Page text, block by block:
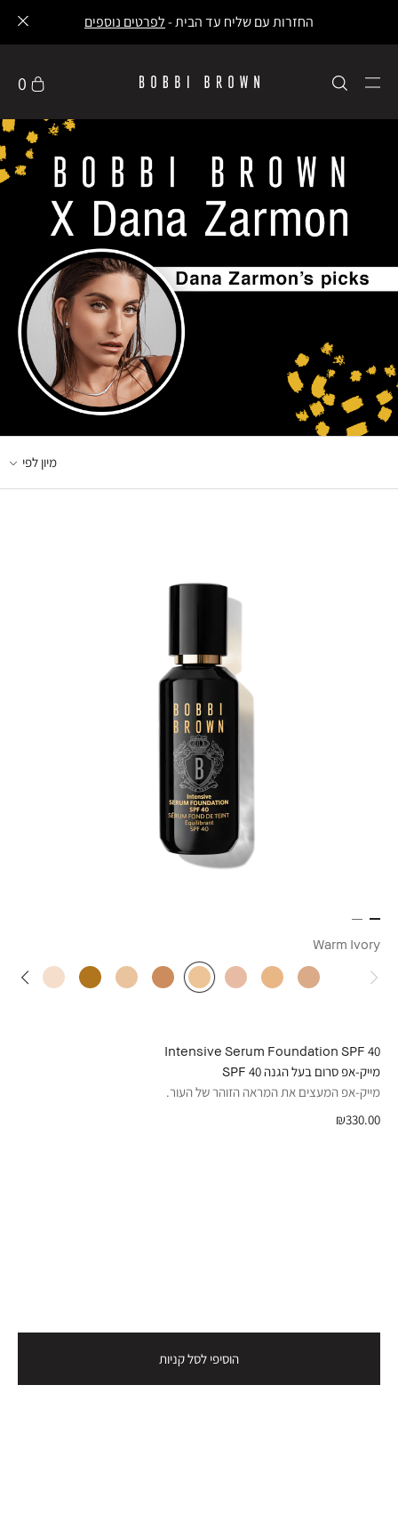
החזרות עם שליח עד הבית -לפרטים נוספים
0
מיון לפי
Warm Ivory
Intensive Serum Foundation SPF 40
מייק-אפ סרום בעל הגנה 40 SPF
מייק-אפ המעצים את המראה הזוהר של העור.
₪330.00
הוסיפי לסל קניות